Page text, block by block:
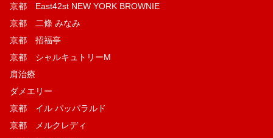
京都 East42st NEW YORK BROWNIE
京都 二條 みなみ
京都 招福亭
京都 シャルキュトリーM
肩治療
ダメエリー
京都 イル パッパラルド
京都 メルクレディ